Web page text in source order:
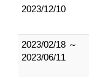
2023/12/10
2023/02/18 ～
2023/06/11